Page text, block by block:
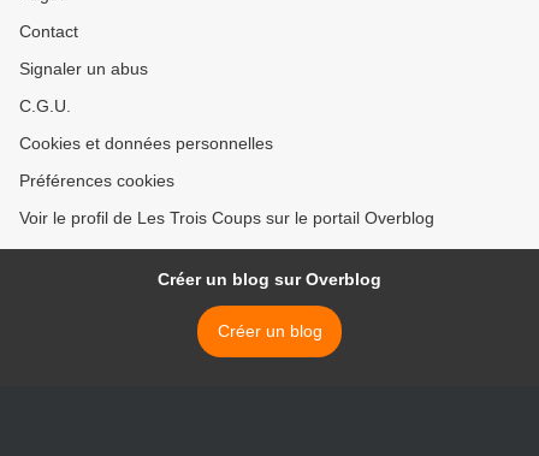
Contact
Signaler un abus
C.G.U.
Cookies et données personnelles
Préférences cookies
Voir le profil de Les Trois Coups sur le portail Overblog
Créer un blog sur Overblog
Créer un blog